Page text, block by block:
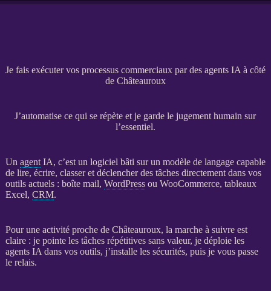
Je fais exécuter vos processus commerciaux par des agents IA à côté
de Châteauroux
J’automatise ce qui se répète et je garde le jugement humain sur
l’essentiel.
Un agent IA, c’est un logiciel bâti sur un modèle de langage capable
de lire, écrire, classer et déclencher des tâches directement dans vos
outils actuels : boîte mail, WordPressou WooCommerce, tableaux
Excel, CRM.
Pour une activité proche de Châteauroux, la marche à suivre est
claire : je pointe les tâches répétitives sans valeur, je déploie les
agents IA dans vos outils, j’installe les sécurités, puis je vous passe
le relais.